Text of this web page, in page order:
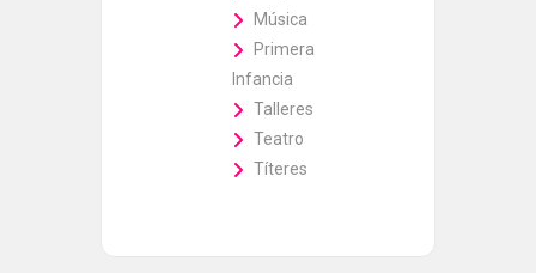
Música
Primera
Infancia
Talleres
Teatro
Títeres